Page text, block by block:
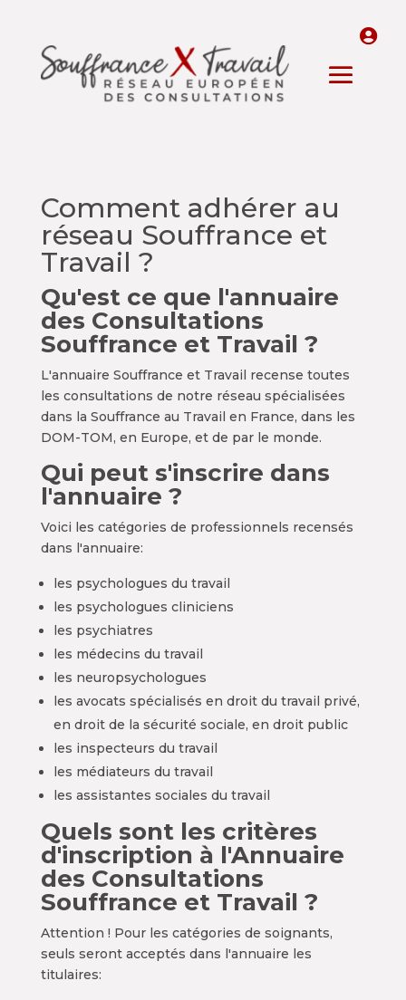
Comment adhérer au
réseau Souffrance et
Travail ?
Qu'est ce que l'annuaire
des Consultations
Souffrance et Travail ?
L'annuaire Souffrance et Travail recense toutes
les consultations de notre réseau spécialisées
dans la Souffrance au Travail en France, dans les
DOM-TOM, en Europe, et de par le monde.
Qui peut s'inscrire dans
l'annuaire ?
Voici les catégories de professionnels recensés
dans l'annuaire:
les psychologues du travail
les psychologues cliniciens
les psychiatres
les médecins du travail
les neuropsychologues
les avocats spécialisés en droit du travail privé,
en droit de la sécurité sociale, en droit public
les inspecteurs du travail
les médiateurs du travail
les assistantes sociales du travail
Quels sont les critères
d'inscription à l'Annuaire
des Consultations
Souffrance et Travail ?
Attention ! Pour les catégories de soignants,
seuls seront acceptés dans l'annuaire les
titulaires: